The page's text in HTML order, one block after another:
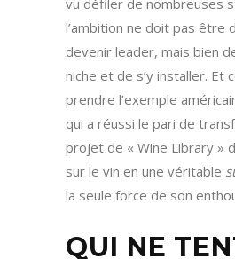
vu défiler de nombreuses
l’ambition ne doit pas être
devenir leader, mais bien
niche et de s’y installer. Et
prendre l’exemple
qui a réussi le pari de
projet de « Wine Library »
sur le vin en une véritable
la seule force de son
QUI NE